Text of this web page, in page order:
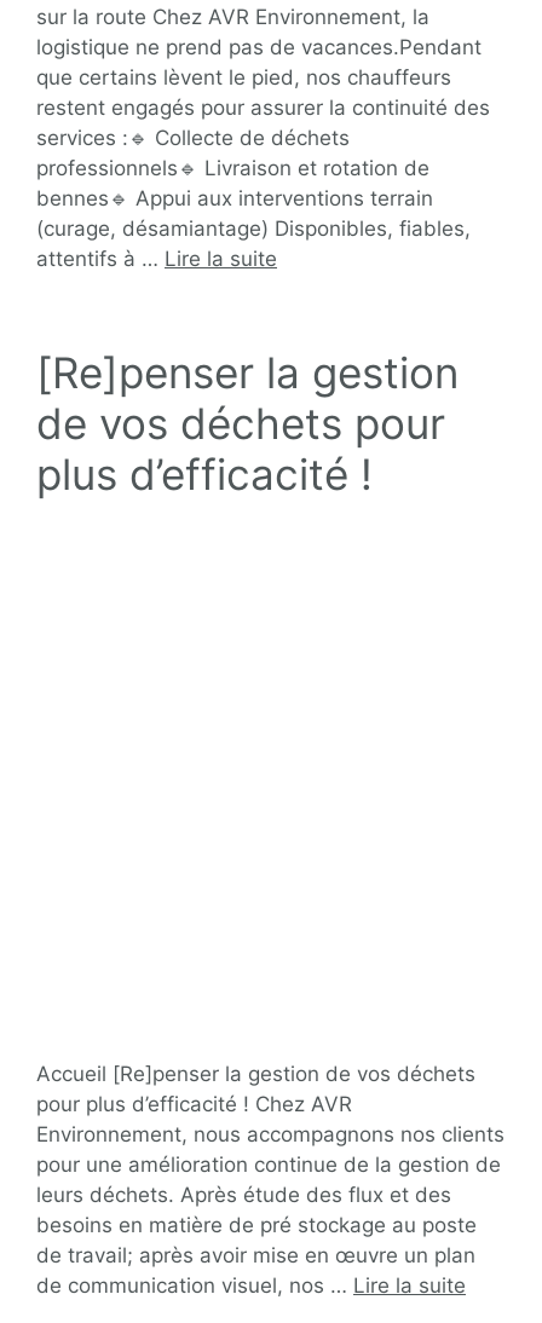
sur la route Chez AVR Environnement, la
logistique ne prend pas de vacances.Pendant
que certains lèvent le pied, nos chauffeurs
restent engagés pour assurer la continuité des
services :🔹 Collecte de déchets
professionnels🔹 Livraison et rotation de
bennes🔹 Appui aux interventions terrain
(curage, désamiantage) Disponibles, fiables,
attentifs à … Lire la suite
[Re]penser la gestion
de vos déchets pour
plus d’efficacité !
Accueil [Re]penser la gestion de vos déchets
pour plus d’efficacité ! Chez AVR
Environnement, nous accompagnons nos clients
pour une amélioration continue de la gestion de
leurs déchets. Après étude des flux et des
besoins en matière de pré stockage au poste
de travail; après avoir mise en œuvre un plan
de communication visuel, nos … Lire la suite